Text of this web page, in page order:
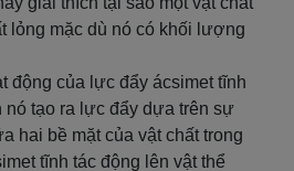
lỏng mặc dù nó có khối lượng
động của lực đẩy ácsimet tĩnh
tạo ra lực đẩy dựa trên sự
hai bề mặt của vật chất trong
tĩnh tác động lên vật thể